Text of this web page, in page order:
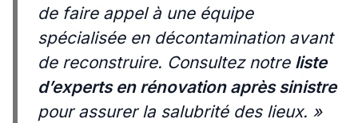
de faire appel à une équipe
spécialisée en décontamination avant
de reconstruire. Consultez notre liste
d’experts en rénovation après sinistre
pour assurer la salubrité des lieux. »